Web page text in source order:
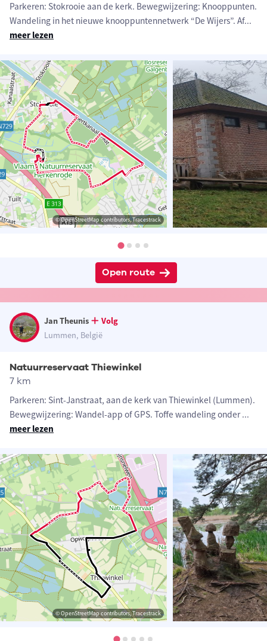
Parkeren: Stokrooie aan de kerk. Bewegwijzering: Knooppunten.
Wandeling in het nieuwe knooppuntennetwerk “De Wijers”. Af...
meer lezen
© OpenStreetMap contributors, Tracestrack
Open route
Jan Theunis
Volg
Lummen, België
Natuurreservaat Thiewinkel
7 km
Parkeren: Sint-Janstraat, aan de kerk van Thiewinkel (Lummen).
Bewegwijzering: Wandel-app of GPS. Toffe wandeling onder...
meer lezen
© OpenStreetMap contributors, Tracestrack